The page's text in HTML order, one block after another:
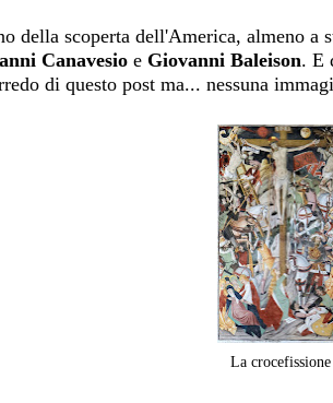
della scoperta dell'America, almeno a
Canavesio e Giovanni Baleison. E
di questo post ma... nessuna
La crocefissione